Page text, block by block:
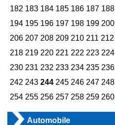
182 183 184 185 186 187 188
194 195 196 197 198 199 200
206 207 208 209 210 211 212
218 219 220 221 222 223 224
230 231 232 233 234 235 236
242 243 244 245 246 247 248
254 255 256 257 258 259 260
Automobile